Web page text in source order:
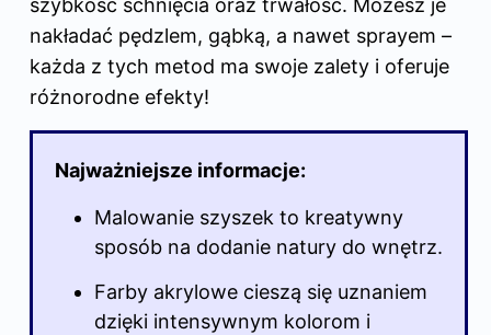
szybkość schnięcia oraz trwałość. Możesz je
nakładać pędzlem, gąbką, a nawet sprayem –
każda z tych metod ma swoje zalety i oferuje
różnorodne efekty!
Najważniejsze informacje:
Malowanie szyszek to kreatywny
sposób na dodanie natury do wnętrz.
Farby akrylowe cieszą się uznaniem
dzięki intensywnym kolorom i